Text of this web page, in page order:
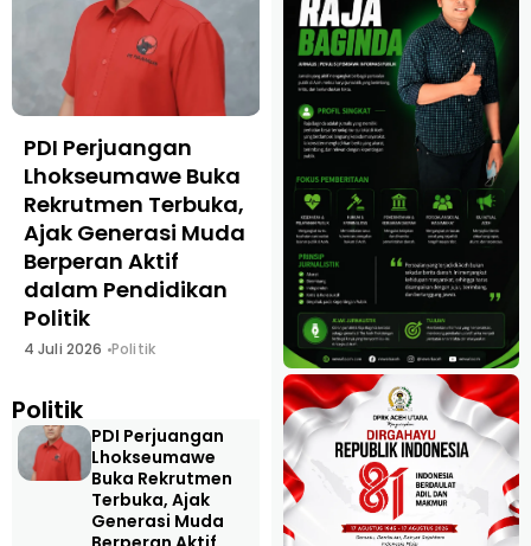
PDI Perjuangan
Lhokseumawe Buka
Rekrutmen Terbuka,
Ajak Generasi Muda
Berperan Aktif
dalam Pendidikan
Politik
4 Juli 2026 Politik
Hery Herman
Saputra Targetkan
PAN Raih 5 Kursi
DPRK Lhokseumawe
pada Pemilu 2029
22 Juni 2026 Politik
Politik
PDI Perjuangan
Lhokseumawe
Buka Rekrutmen
Terbuka, Ajak
Generasi Muda